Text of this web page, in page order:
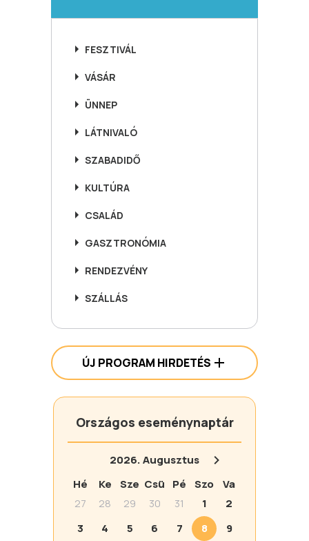
FESZTIVÁL
VÁSÁR
ÜNNEP
LÁTNIVALÓ
SZABADIDŐ
KULTÚRA
CSALÁD
GASZTRONÓMIA
RENDEZVÉNY
SZÁLLÁS
ÚJ PROGRAM HIRDETÉS
Országos eseménynaptár
2026.Augusztus
Hé
Ke Sze Csü Pé Szo
Va
27
28 29 30 31 1
2
3
4 5 6 7 8 9